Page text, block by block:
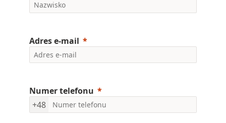
Adres e-mail
Numer telefonu
+48